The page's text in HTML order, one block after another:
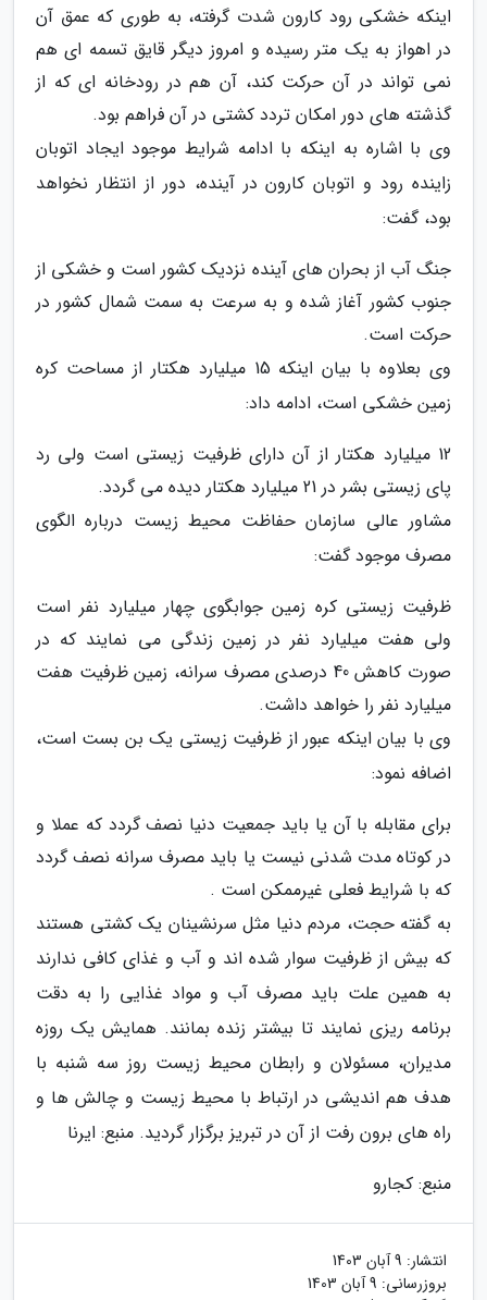
اینکه خشکی رود کارون شدت گرفته، به طوری که عمق آن
در اهواز به یک متر رسیده و امروز دیگر قایق تسمه ای هم
نمی تواند در آن حرکت کند، آن هم در رودخانه ای که از
گذشته های دور امکان تردد کشتی در آن فراهم بود.
وی با اشاره به اینکه با ادامه شرایط موجود ایجاد اتوبان
زاینده رود و اتوبان کارون در آینده، دور از انتظار نخواهد
بود، گفت:
جنگ آب از بحران های آینده نزدیک کشور است و خشکی از
جنوب کشور آغاز شده و به سرعت به سمت شمال کشور در
حرکت است.
وی بعلاوه با بیان اینکه 15 میلیارد هکتار از مساحت کره
زمین خشکی است، ادامه داد:
12 میلیارد هکتار از آن دارای ظرفیت زیستی است ولی رد
پای زیستی بشر در 21 میلیارد هکتار دیده می گردد.
مشاور عالی سازمان حفاظت محیط زیست درباره الگوی
مصرف موجود گفت:
ظرفیت زیستی کره زمین جوابگوی چهار میلیارد نفر است
ولی هفت میلیارد نفر در زمین زندگی می نمایند که در
صورت کاهش 40 درصدی مصرف سرانه، زمین ظرفیت هفت
میلیارد نفر را خواهد داشت.
وی با بیان اینکه عبور از ظرفیت زیستی یک بن بست است،
اضافه نمود:
برای مقابله با آن یا باید جمعیت دنیا نصف گردد که عملا و
در کوتاه مدت شدنی نیست یا باید مصرف سرانه نصف گردد
که با شرایط فعلی غیرممکن است .
به گفته حجت، مردم دنیا مثل سرنشینان یک کشتی هستند
که بیش از ظرفیت سوار شده اند و آب و غذای کافی ندارند
به همین علت باید مصرف آب و مواد غذایی را به دقت
برنامه ریزی نمایند تا بیشتر زنده بمانند. همایش یک روزه
مدیران، مسئولان و رابطان محیط زیست روز سه شنبه با
هدف هم اندیشی در ارتباط با محیط زیست و چالش ها و
راه های برون رفت از آن در تبریز برگزار گردید. منبع: ایرنا
منبع: کجارو
انتشار: 9 آبان 1403
بروزرسانی: 9 آبان 1403